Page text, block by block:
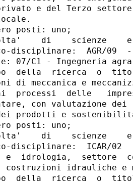
e del Terzo
posti: uno;
di    scienze
disciplinare:  AGR/09
07/C1 - Ingegneria
della  ricerca  o
di meccanica e
processi  delle
con valutazione
prodotti e
posti: uno;
di    scienze
disciplinare:  ICAR/
e  idrologia,  settore
costruzioni idrauliche e
della  ricerca  o